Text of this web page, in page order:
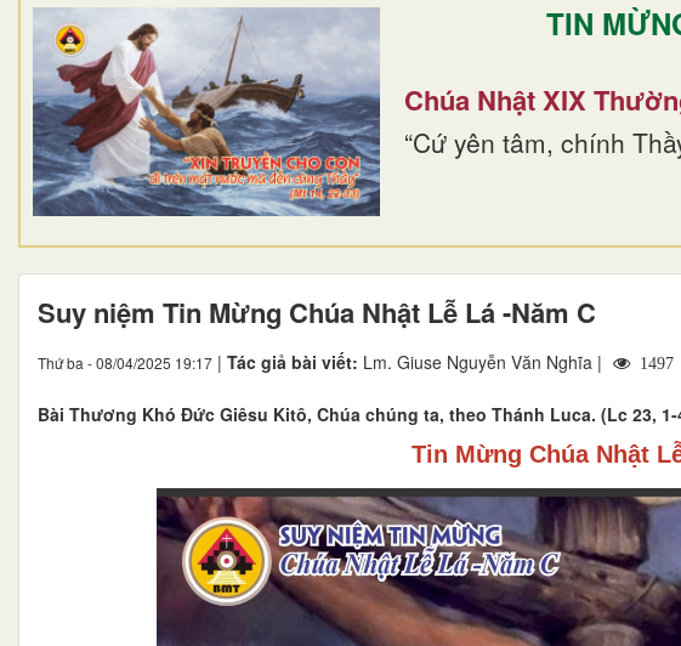
TIN
Chúa Nhật XIX
“Cứ yên tâm, chính
Suy niệm Tin Mừng Chúa Nhật Lễ Lá -Năm C
Thứ ba - 08/04/2025 19:17 | Tác giả bài viết: Lm. Giuse Nguyễn Văn Nghĩa | 1497
Bài Thương Khó Ðức Giêsu Kitô, Chúa chúng ta, theo Thánh Luca. (Lc 23, 1-
Tin Mừng Chúa Nhật